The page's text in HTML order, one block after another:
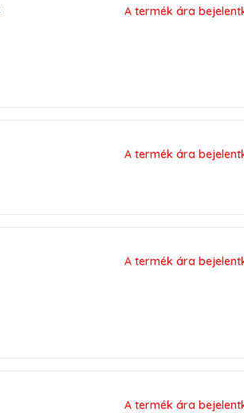
A termék ára
A termék ára
A termék ára
A termék ára